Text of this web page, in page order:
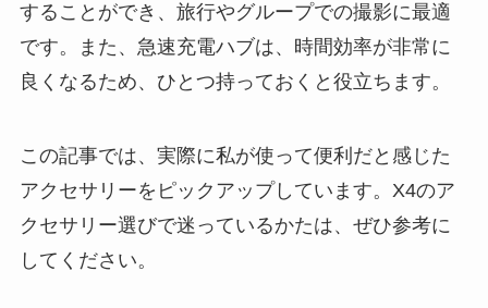
することができ、旅行やグループでの撮影に最適
です。また、急速充電ハブは、時間効率が非常に
良くなるため、ひとつ持っておくと役立ちます。
この記事では、実際に私が使って便利だと感じた
アクセサリーをピックアップしています。X4のア
クセサリー選びで迷っているかたは、ぜひ参考に
してください。